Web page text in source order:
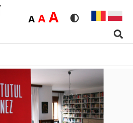
Rozmiar
ADomyślna
AŚrednia
ADużaWersja